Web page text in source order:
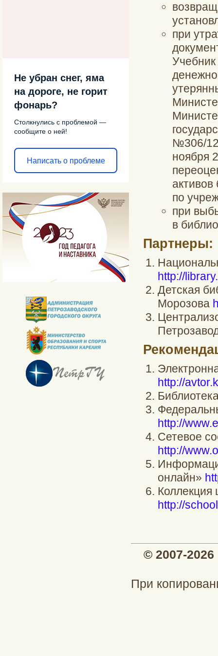
Не убран снег, яма
на дороге, не горит
фонарь?
Столкнулись с проблемой —
сообщите о ней!
Написать о проблеме
при
№306/
ноября
по
при
в
Партнеры:
http://
Детская
Морозова
http://
http://
Сетевое
http://
онлайн»
http://
© 2007-
При